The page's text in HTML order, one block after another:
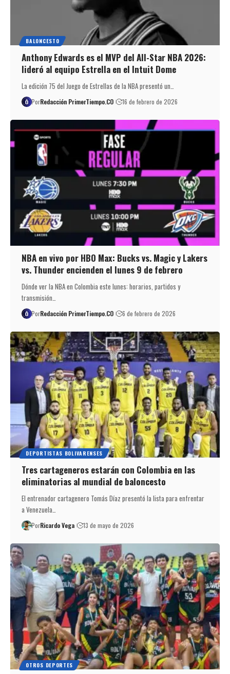
BALONCESTO
Anthony Edwards es el MVP del All-Star NBA 2026:
lideró al equipo Estrella en el Intuit Dome
La edición 75 del Juego de Estrellas de la NBA presentó un…
PorRedacción PrimerTiempo.CO 16 de febrero de 2026
NBA en vivo por HBO Max: Bucks vs. Magic y Lakers
vs. Thunder encienden el lunes 9 de febrero
Dónde ver la NBA en Colombia este lunes: horarios, partidos y
transmisión…
PorRedacción PrimerTiempo.CO 6 de febrero de 2026
DEPORTISTAS BOLIVARENSES
Tres cartageneros estarán con Colombia en las
eliminatorias al mundial de baloncesto
El entrenador cartagenero Tomás Díaz presentó la lista para enfrentar
a Venezuela…
PorRicardo Vega 13 de mayo de 2026
OTROS DEPORTES